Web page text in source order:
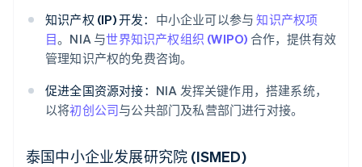
知识产权 (IP) 开发： 中小企业可以参与知识产权项
目。NIA 与世界知识产权组织 (WIPO) 合作，提供有效
管理知识产权的免费咨询。
促进全国资源对接： NIA 发挥关键作用，搭建系统，
以将初创公司与公共部门及私营部门进行对接。
泰国中小企业发展研究院 (ISMED)